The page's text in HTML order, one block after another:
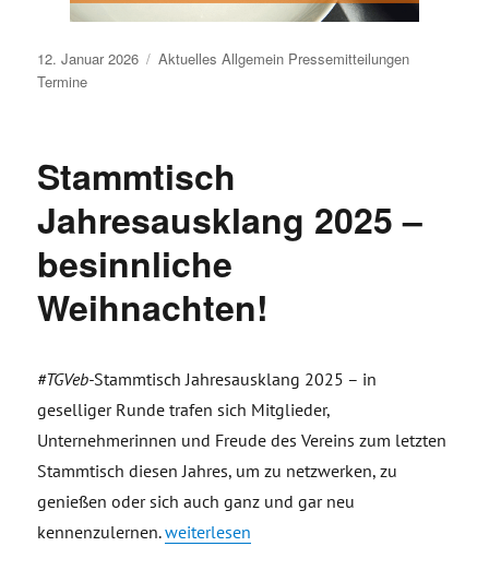
Veröffentlicht
am
12. Januar 2026 Aktuelles Allgemein Pressemitteilungen
Termine
Stammtisch
Jahresausklang 2025 –
besinnliche
Weihnachten!
#TGVeb-Stammtisch Jahresausklang 2025 – in
geselliger Runde trafen sich Mitglieder,
Unternehmerinnen und Freude des Vereins zum letzten
Stammtisch diesen Jahres, um zu netzwerken, zu
genießen oder sich auch ganz und gar neu
kennenzulernen.„Stammtisch Jahresausklang 2025 –
weiterlesen